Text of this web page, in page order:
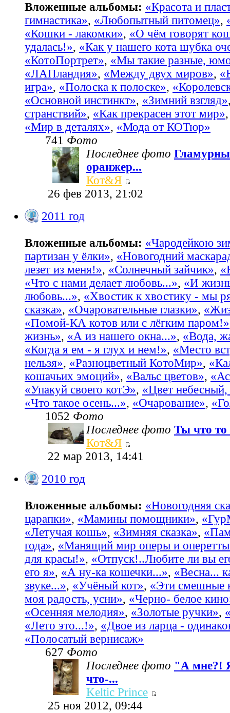
Вложенные альбомы: «Красота и
гимнастика», «Любопытный питомец»,
«Кошки - лакомки», «О чём говорят
удалась!», «Как у нашего кота шубка
«КотоПортрет», «Мы такие разные,
«ЛАПландия», «Между двух миров»,
игра», «Полоска к полоске»,
«Основной инстинкт», «Зимний взгляд»
странствий», «Как прекрасен этот мир»
«Мир в деталях», «Мода от КОТюр»
741 Фото
Последнее фото
оранжер...
Кот&Я
26 фев 2013, 21:02
2011 год
Вложенные альбомы: «Чародейкою
партизан у ёлки», «Новогодний
лезет из меня!», «Солнечный зайчик»,
«Что с нами делает любовь...», «И
любовь...», «Хвостик к хвостику - мы
сказка», «Очаровательные глазки»,
«Помой-КА котов или с лёгким паром!»
жизнь», «А из нашего окна...», «Вода,
«Когда я ем - я глух и нем!», «Место
нельзя», «Разноцветный КотоМир»,
кошачьих эмоций», «Вальс цветов»,
«Упакуй своего котЭ», «Цвет небесный,
«Что такое осень...», «Очарование»,
1052 Фото
Последнее фото Ты что то
Кот&Я
22 мар 2013, 14:41
2010 год
Вложенные альбомы: «Новогодняя
царапки», «Мамины помощники»,
«Летучая кошь», «Зимняя сказка»,
года», «Манящий мир оперы и
для красы!», «Отпуск!..Любите ли вы
его я», «А ну-ка кошечки...», «Весна...
звуке...», «Учёный кот», «Эти смешные
моя радость, усни», «Черно- белое
«Осенняя мелодия», «Золотые ручки»,
«Лето это...!», «Двое из ларца -
«Полосатый вернисаж»
627 Фото
Последнее фото "А мне?!
что-...
Keltic Prince
25 ноя 2012, 09:44